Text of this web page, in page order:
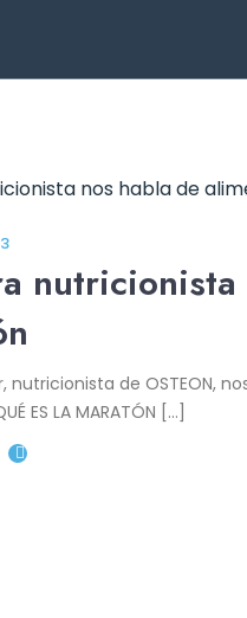
nutricionista de OSTEON,
ES LA MARATÓN […]